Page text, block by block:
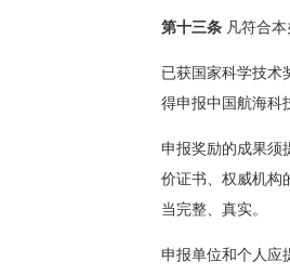
第十三条凡符合本
已获国家科学技术
得申报中国航海科
申报奖励的成果须
价证书、权威机构
当完整、真实。
申报单位和个人应